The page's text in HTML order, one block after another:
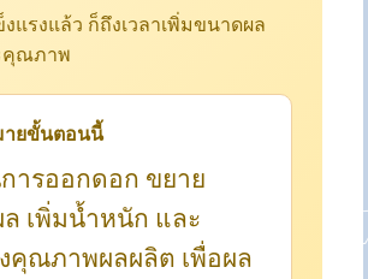
แรงแล้ว ก็ถึงเวลาเพิ่มขนาดผล
คุณภาพ
ายขั้นตอนนี้
ารออกดอก ขยาย
เพิ่มน้ำหนัก และ
คุณภาพผลผลิต เพื่อผล